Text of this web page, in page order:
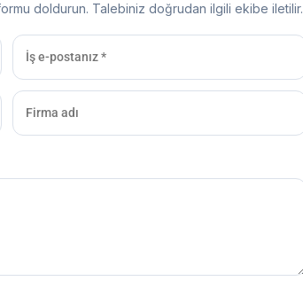
doldurun. Talebiniz doğrudan ilgili ekibe iletilir.